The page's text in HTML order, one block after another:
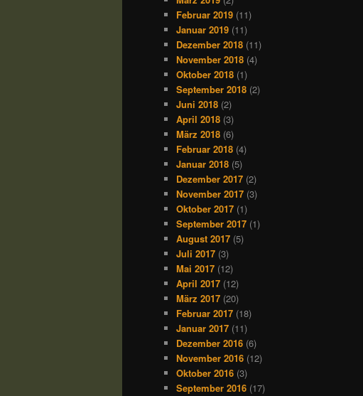
Februar 2019 (11)
Januar 2019 (11)
Dezember 2018 (11)
November 2018 (4)
Oktober 2018 (1)
September 2018 (2)
Juni 2018 (2)
April 2018 (3)
März 2018 (6)
Februar 2018 (4)
Januar 2018 (5)
Dezember 2017 (2)
November 2017 (3)
Oktober 2017 (1)
September 2017 (1)
August 2017 (5)
Juli 2017 (3)
Mai 2017 (12)
April 2017 (12)
März 2017 (20)
Februar 2017 (18)
Januar 2017 (11)
Dezember 2016 (6)
November 2016 (12)
Oktober 2016 (3)
September 2016 (17)